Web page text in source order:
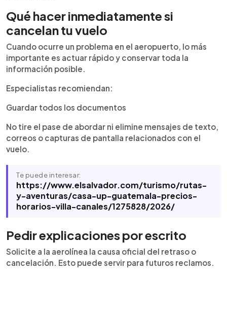
Qué hacer inmediatamente si
cancelan tu vuelo
Cuando ocurre un problema en el aeropuerto, lo más
importante es actuar rápido y conservar toda la
información posible.
Especialistas recomiendan:
Guardar todos los documentos
No tire el pase de abordar ni elimine mensajes de texto,
correos o capturas de pantalla relacionados con el
vuelo.
Te puede interesar:
https://www.elsalvador.com/turismo/rutas-
y-aventuras/casa-up-guatemala-precios-
horarios-villa-canales/1275828/2026/
Pedir explicaciones por escrito
Solicite a la aerolínea la causa oficial del retraso o
cancelación. Esto puede servir para futuros reclamos.